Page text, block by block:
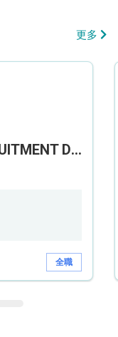
更多
THE REPULSE BAY RECRUITMENT DAY 淺水灣影灣園人才招聘會
全職